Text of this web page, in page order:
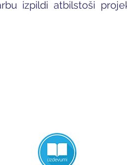
izpildi atbilstoši